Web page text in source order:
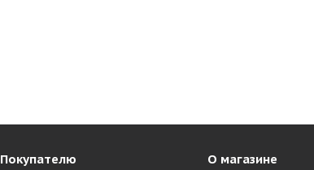
Покупателю О магазине